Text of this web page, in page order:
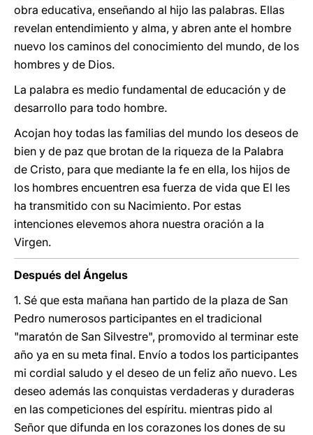
obra educativa, enseñando al hijo las palabras. Ellas
revelan entendimiento y alma, y abren ante el hombre
nuevo los caminos del conocimiento del mundo, de los
hombres y de Dios.
La palabra es medio fundamental de educación y de
desarrollo para todo hombre.
Acojan hoy todas las familias del mundo los deseos de
bien y de paz que brotan de la riqueza de la Palabra
de Cristo, para que mediante la fe en ella, los hijos de
los hombres encuentren esa fuerza de vida que El les
ha transmitido con su Nacimiento. Por estas
intenciones elevemos ahora nuestra oración a la
Virgen.
Después del Ángelus
1. Sé que esta mañana han partido de la plaza de San
Pedro numerosos participantes en el tradicional
"maratón de San Silvestre", promovido al terminar este
año ya en su meta final. Envío a todos los participantes
mi cordial saludo y el deseo de un feliz año nuevo. Les
deseo además las conquistas verdaderas y duraderas
en las competiciones del espíritu. mientras pido al
Señor que difunda en los corazones los dones de su